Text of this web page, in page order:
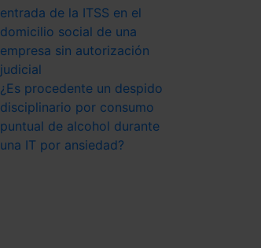
entrada de la ITSS en el
domicilio social de una
empresa sin autorización
judicial
¿Es procedente un despido
disciplinario por consumo
puntual de alcohol durante
una IT por ansiedad?